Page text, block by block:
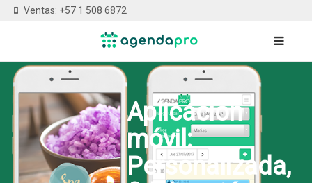
Ventas: +57 1 508 6872
Aplicación
móvil:
Personalizada,